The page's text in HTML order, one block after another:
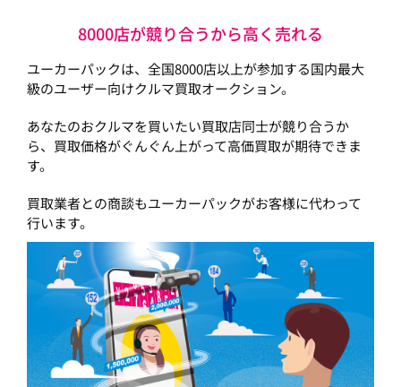
8000店が競り合うから高く売れる
ユーカーパックは、全国8000店以上が参加する国内最大
級のユーザー向けクルマ買取オークション。
あなたのおクルマを買いたい買取店同士が競り合うか
ら、買取価格がぐんぐん上がって高価買取が期待できま
す。
買取業者との商談もユーカーパックがお客様に代わって
行います。